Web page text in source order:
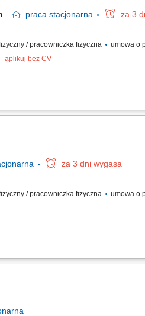
praca stacjonarna za 3
/ pracowniczka fizyczna umowa o
aplikuj bez CV
i bez doświadczenia
za 3 dni wygasa
/ pracowniczka fizyczna umowa o